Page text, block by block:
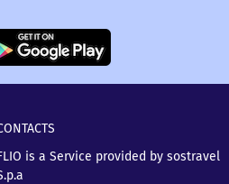
is a Service provided by sostravel